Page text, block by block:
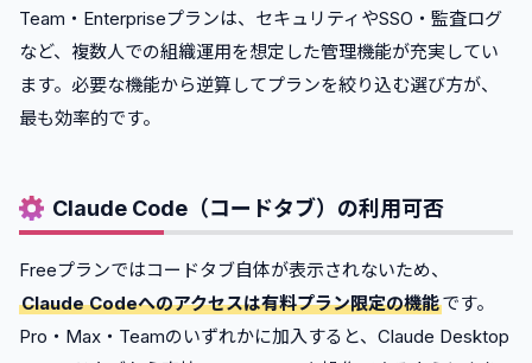
Team・Enterpriseプランは、セキュリティやSSO・監査ログ
など、複数人での組織運用を想定した管理機能が充実してい
ます。必要な機能から逆算してプランを絞り込む選び方が、
最も効率的です。
Claude Code（コードタブ）の利用可否
Freeプランではコードタブ自体が表示されないため、
Claude Codeへのアクセスは有料プラン限定の機能です。
Pro・Max・Teamのいずれかに加入すると、Claude Desktop